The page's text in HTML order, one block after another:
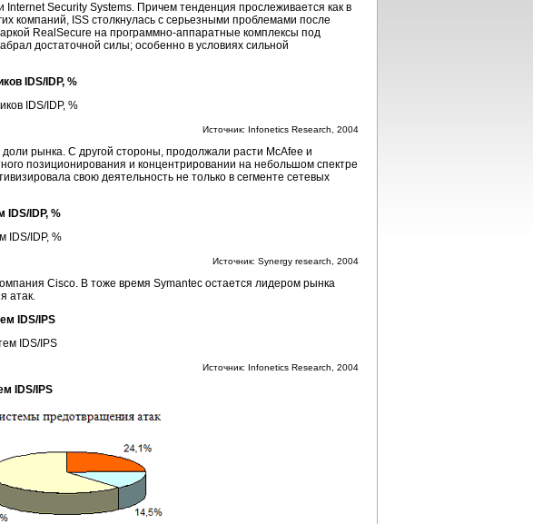
Security Systems. Причем тенденция прослеживается как в
компаний, ISS столкнулась с серьезными проблемами после
RealSecure на программно-аппаратные комплексы под
достаточной силы; особенно в условиях сильной
IDS/IDP, %
Источник: Infonetics Research, 2004
рынка. С другой стороны, продолжали расти McAfee и
позиционирования и концентрировании на небольшом спектре
свою деятельность не только в сегменте сетевых
IDS/IDP, %
Источник: Synergy research, 2004
Cisco. В тоже время Symantec остается лидером рынка
атак.
IDS/IPS
Источник: Infonetics Research, 2004
IDS/IPS